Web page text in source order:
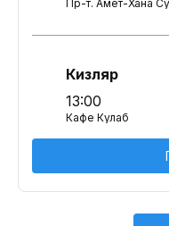
Пр-т. Амет-Хана
Кизляр
13:00
Кафе Кулаб